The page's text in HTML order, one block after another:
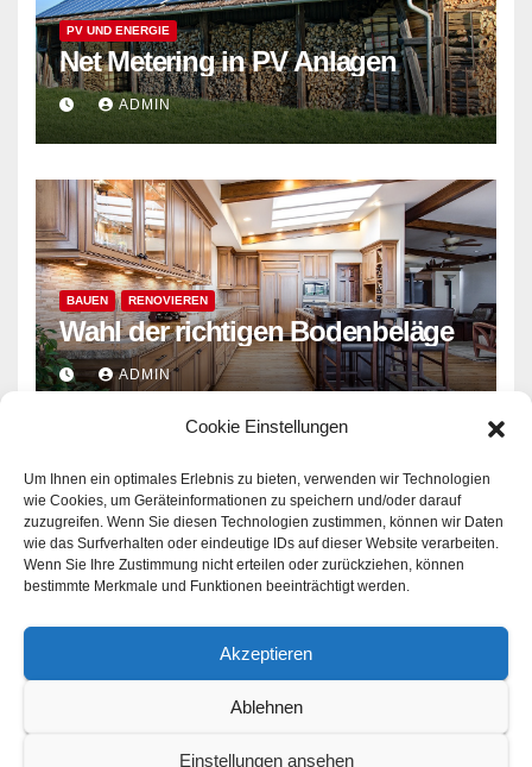
Cookie Einstellungen
Um Ihnen ein optimales Erlebnis zu bieten, verwenden wir Technologien
wie Cookies, um Geräteinformationen zu speichern und/oder darauf
zuzugreifen. Wenn Sie diesen Technologien zustimmen, können wir Daten
wie das Surfverhalten oder eindeutige IDs auf dieser Website verarbeiten.
Wenn Sie Ihre Zustimmung nicht erteilen oder zurückziehen, können
bestimmte Merkmale und Funktionen beeinträchtigt werden.
Akzeptieren
Ablehnen
Einstellungen ansehen
PV UND ENERGIE
Net Metering in PV Anlagen
ADMIN
BAUEN RENOVIEREN
Wahl der richtigen Bodenbeläge
ADMIN
moro-nord.de